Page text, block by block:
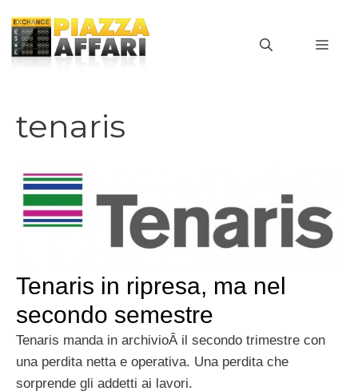
contenuto
tenaris
Tenaris in ripresa, ma nel
secondo semestre
Tenaris manda in archivioÂ il secondo trimestre con
una perdita netta e operativa. Una perdita che
sorprende gli addetti ai lavori.